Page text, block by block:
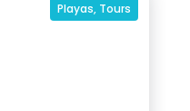
Playas, Tours